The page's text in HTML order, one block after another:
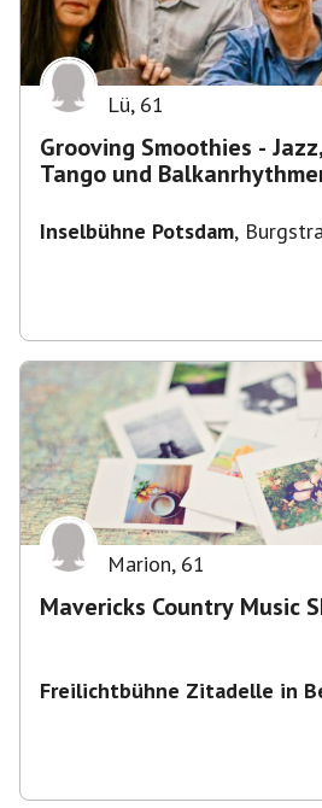
Lü, 61
Grooving Smoothies -
Tango und
Inselbühne Potsdam,
Marion, 61
Mavericks Country
Freilichtbühne Zitadelle in